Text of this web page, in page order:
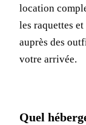
location
les raquettes
auprès des
votre arrivée.
Quel